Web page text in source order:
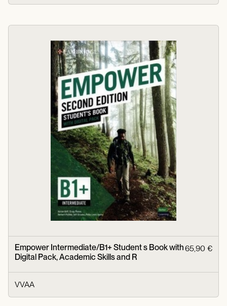
Empower Intermediate/B1+ Student s Book with
Digital Pack, Academic Skills and R
65,90 €
VVAA